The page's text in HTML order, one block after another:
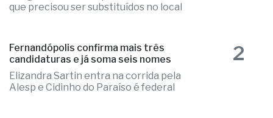
que precisou ser substituídos no local
Fernandópolis confirma mais três
candidaturas e já soma seis nomes
Elizandra Sartin entra na corrida pela
Alesp e Cidinho do Paraíso é federal
2